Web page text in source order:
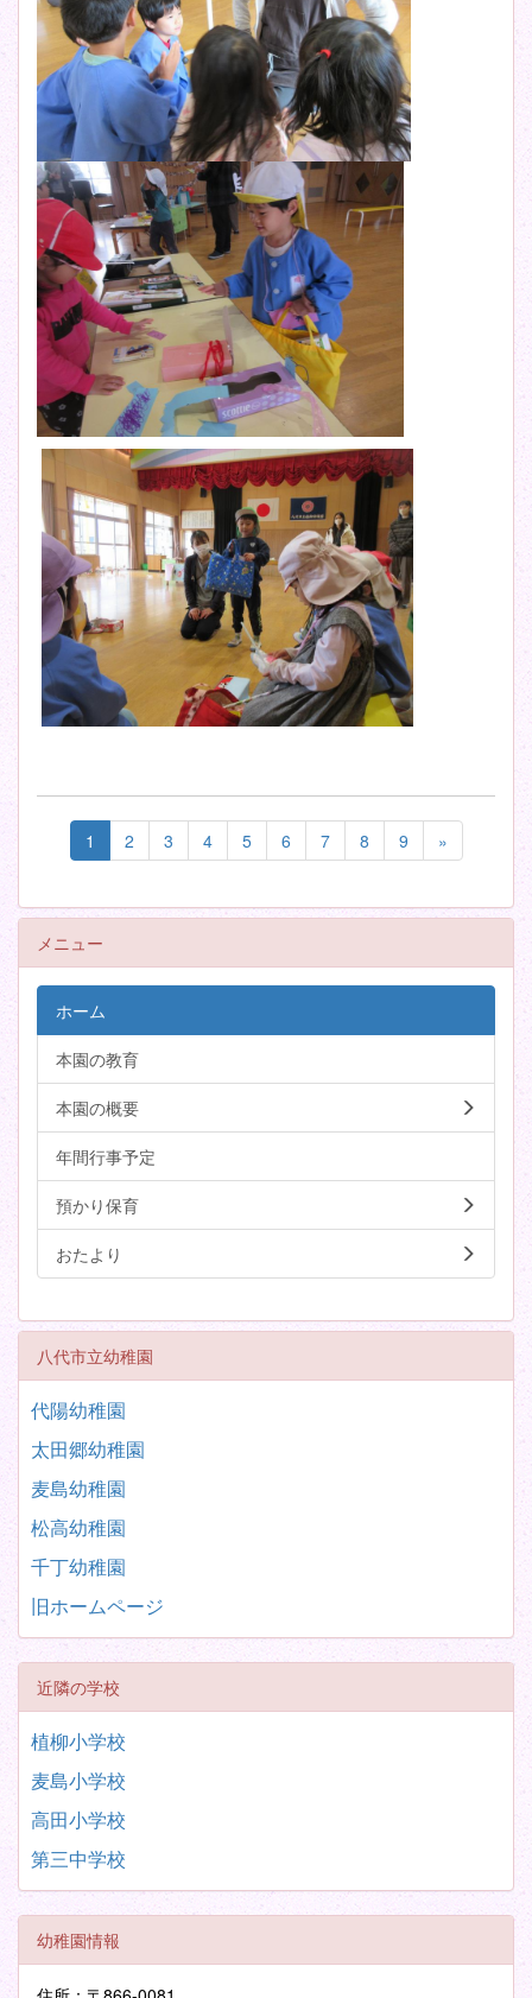
1 2 3 4 5 6 7 8 9 »
メニュー
ホーム
本園の教育
本園の概要
年間行事予定
預かり保育
おたより
八代市立幼稚園
代陽幼稚園
太田郷幼稚園
麦島幼稚園
松高幼稚園
千丁幼稚園
旧ホームページ
近隣の学校
植柳小学校
麦島小学校
高田小学校
第三中学校
幼稚園情報